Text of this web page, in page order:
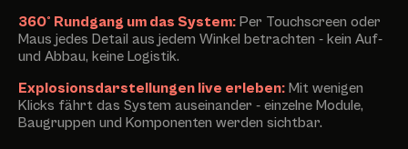
360° Rundgang um das System:Per Touchscreen oder
Maus jedes Detail aus jedem Winkel betrachten - kein Auf-
und Abbau, keine Logistik.
Explosionsdarstellungen live erleben:Mit wenigen
Klicks fährt das System auseinander - einzelne Module,
Baugruppen und Komponenten werden sichtbar.